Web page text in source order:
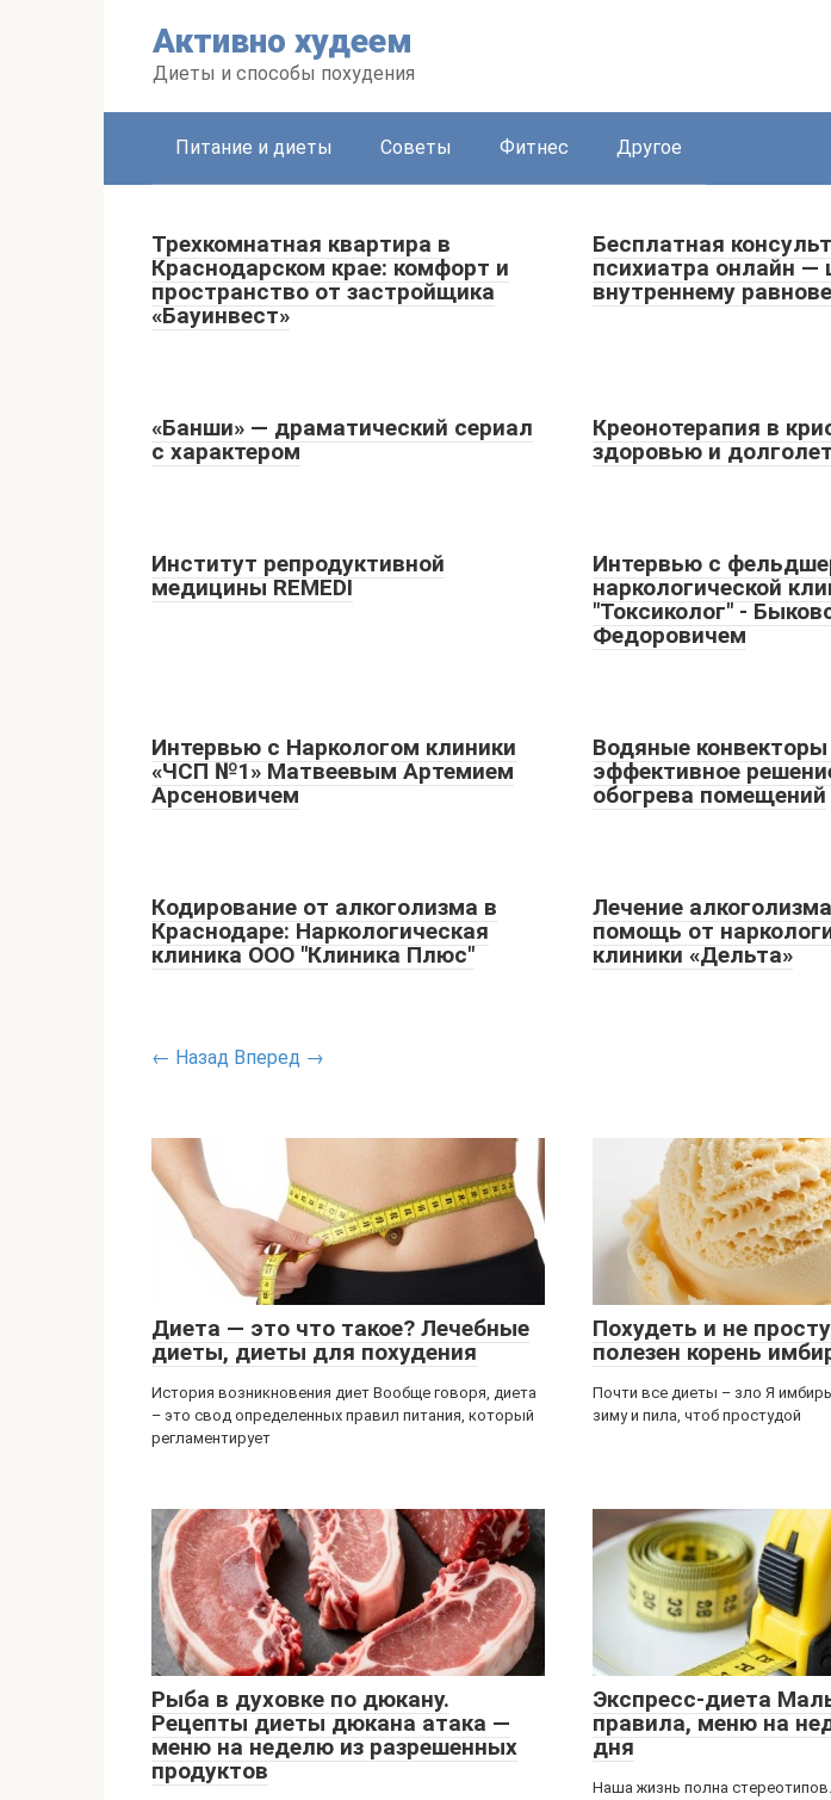
Активно худеем
Диеты и способы похудения
Питание и диеты Советы Фитнес Другое
Трехкомнатная квартира в
Краснодарском крае: комфорт и
пространство от застройщика
«Бауинвест»
Бесплатная
психиатра онлайн —
внутреннему
«Банши» — драматический сериал
с характером
Креонотерапия в
здоровью и
Институт репродуктивной
медицины REMEDI
Интервью с
наркологической
"Токсиколог" -
Федоровичем
Интервью с Наркологом клиники
«ЧСП №1» Матвеевым Артемием
Арсеновичем
Водяные
эффективное
обогрева помещений
Кодирование от алкоголизма в
Краснодаре: Наркологическая
клиника ООО "Клиника Плюс"
Лечение
помощь от
клиники «Дельта»
← Назад Вперед →
Диета — это что такое? Лечебные
диеты, диеты для похудения
История возникновения диет Вообще говоря, диета
– это свод определенных правил питания, который
регламентирует
Похудеть и не
полезен корень
Почти все диеты – зло ​Я
зиму и пила, чтоб простудой
Рыба в духовке по дюкану.
Рецепты диеты дюкана атака —
меню на неделю из разрешенных
продуктов
Экспресс-диета
правила, меню на
дня
Наша жизнь полна